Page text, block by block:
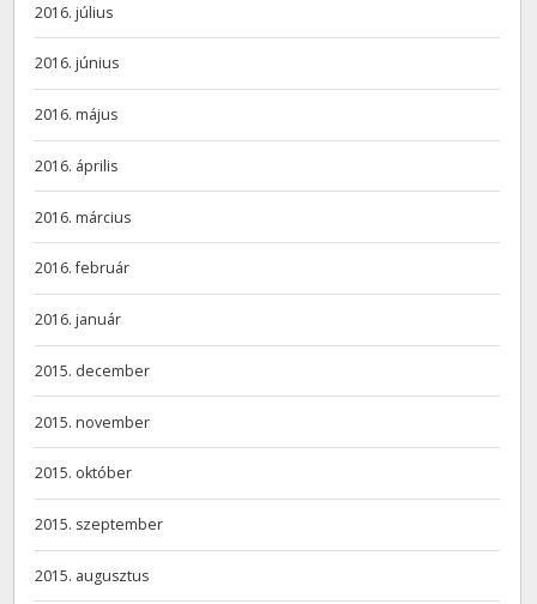
2016. július
2016. június
2016. május
2016. április
2016. március
2016. február
2016. január
2015. december
2015. november
2015. október
2015. szeptember
2015. augusztus